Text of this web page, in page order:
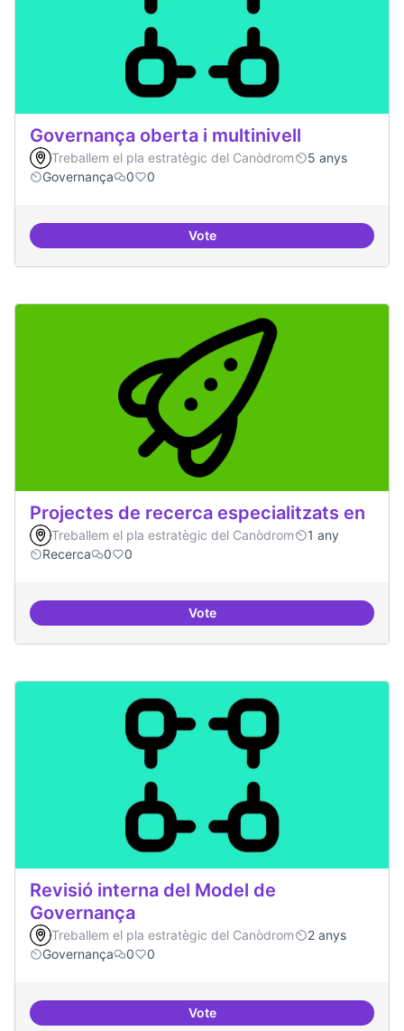
Governança oberta i multinivell
Treballem el pla estratègic del Canòdrom
5 anys
Governança
0 0
VoteGovernança oberta i multinivell
Projectes de recerca especialitzats en
Treballem el pla estratègic del Canòdrom
1 any
Recerca
0 0
VoteProjectes de recerca
Revisió interna del Model de
Governança
Treballem el pla estratègic del Canòdrom
2 anys
Governança
0 0
VoteRevisió interna del Model de